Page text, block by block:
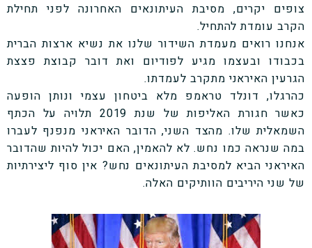
צופים יקרים, מסיבת העיתונאים האחרונה לפני תחילת
הקרב עומדת להתחיל.
אנחנו רואים מעמדת השידור שלנו את נשיא ארצות הברית
בכבודו ובעצמו מגיע לפודיום ואת דובר קבוצת פצצת
הגרעין האיראני מתקרב לעמדתו.
כהרגלו, דונלד טראמפ מלא ביטחון עצמי ונותן הופעה
כאשר חגורת האליפות של שנת 2019 תלויה על הכתף
השמאלית שלו. מהצד השני, הדובר האיראני מנפנף לעברו
במה שנראה כמו נחש. לא להאמין, האם יכול להיות שהדובר
האיראני הביא למסיבת העיתונאים נחש? אין סוף ליצירתיות
של שני היריבים הוותיקים האלה.